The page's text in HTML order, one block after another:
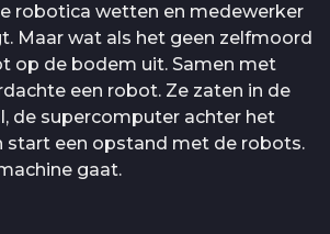
robotica wetten en medewerker
Maar wat als het geen zelfmoord
op de bodem uit. Samen met
een robot. Ze zaten in de
de supercomputer achter het
een opstand met de robots.
gaat.